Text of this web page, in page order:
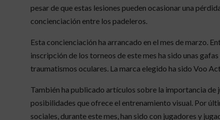
pesar de que estas lesiones pueden ocasionar una
concienciación entre los padeleros.
Esta concienciación ha arrancado en el mes de marzo.
inscripción de los torneos de este mes ha sido unas
traumatismos oculares. La marca elegido ha sido Voo
También ha publicado artículos sobre la importancia de
posibilidades que ofrece el entrenamiento visual. Por
sociales, durante este mes, han sido con jugadores y